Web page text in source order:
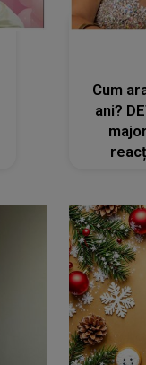
Cum
ani?